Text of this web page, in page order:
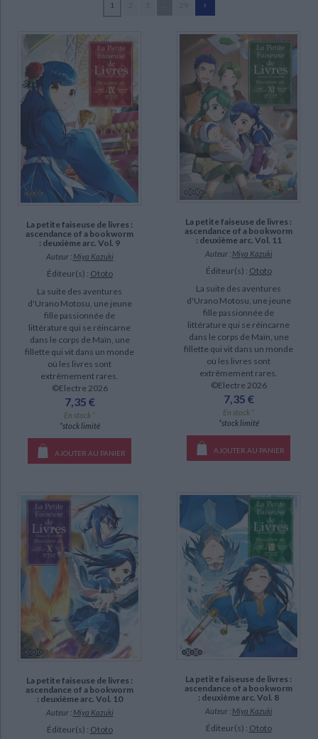
CHARGEMENT...
Critique et histoire littéraire
Classiques scolaires Littérature ancienne et médiévale
Littérature de voyage Audio - Livres lus
Littérature en version originale Humour
Ecologie - Environnement Religions - Spiritualités
Histoire de France Biographies historiques
Histoire - Généralités Histoire des pays
Histoire ancienne Géographie
Culture scientifique
Giraud, Yoan (125)
Kawahara, Reki (64)
Abec (50)
Omori, Fujino (45)
Yasuda, Suzuhito (45)
Harukawa 35 (43)
Asagiri, Kafka (42)
SUPPORT
poche (610)
coffret (34)
livre (29)
Bungô stray dogs (27)
Gate : au-delà de la porte (25)
Danmachi sword Oratoria (23)
Monster musume : everyday life with Monster girls (20)
Overlord (19)
Reincarnated as a sword (18)
Spice & Wolf (18)
DISPONIBILITÉ
disponible (492)
epuise (139)
a-paraitre (25)
manquant (17)
1
La petite faiseuse de livres :
ascendance of a bookworm
: deuxième arc. Vol. 9
Auteur : Miya Kazuki
Éditeur(s) : Ototo
La suite des aventures
d'Urano Motosu, une jeune
fille passionnée de
littérature qui se réincarne
dans le corps de Maïn, une
fillette qui vit dans un monde
où les livres sont
extrêmement rares.
©Electre 2026
7,35 €
En stock *
*stock limité
AJOUTER AU PANIER
La petite faiseuse de livres :
ascendance of a bookworm
: deuxième arc. Vol. 11
Auteur : Miya Kazuki
Éditeur(s) : Ototo
La suite des aventures
d'Urano Motosu, une jeune
fille passionnée de
littérature qui se réincarne
dans le corps de Maïn, une
fillette qui vit dans un monde
où les livres sont
extrêmement rares.
©Electre 2026
7,35 €
En stock *
*stock limité
AJOUTER AU PANIER
La petite faiseuse de livres :
ascendance of a bookworm
: deuxième arc. Vol. 10
Auteur : Miya Kazuki
Éditeur(s) : Ototo
La petite faiseuse de livres :
ascendance of a bookworm
: deuxième arc. Vol. 8
Auteur : Miya Kazuki
Éditeur(s) : Ototo